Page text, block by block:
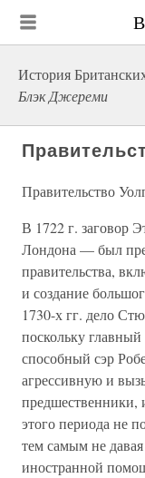
История
Блэк Джереми
Правительство
В 1722 г. заговор
Лондона — был
правительства,
и создание
1730-х гг. дело
поскольку
способный сэр
агрессивную и
предшественники,
этого периода не
тем самым не давая
иностранной